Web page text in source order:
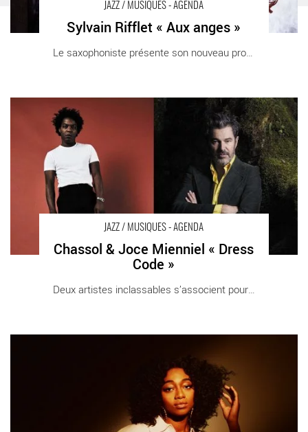
JAZZ / MUSIQUES - AGENDA
Sylvain Rifflet « Aux anges »
Le saxophoniste présente son nouveau projet à [...]
JAZZ / MUSIQUES - AGENDA
Chassol & Joce Mienniel « Dress
Code »
Deux artistes inclassables s’associent pour [...]
Chassol & Joce Mienniel « Dress Code » - Critique sortie Jazz St
Quentin Yvelines Théâtre de St Quentin Yvelines